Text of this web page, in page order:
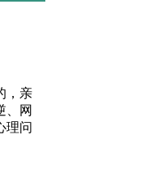
，亲
、网
理问